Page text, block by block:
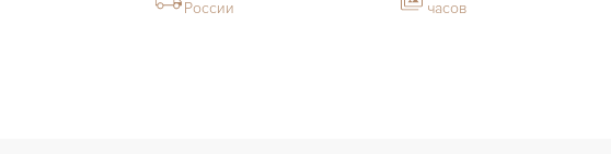
России
часов